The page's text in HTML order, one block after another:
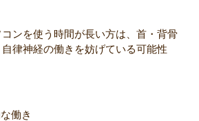
ンを使う時間が長い方は、首・背骨
律神経の働きを妨げている可能性
働き